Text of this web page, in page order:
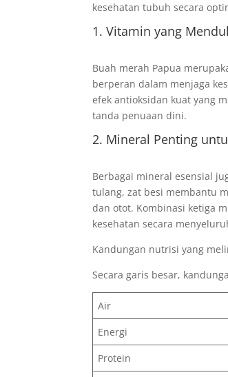
kesehatan tubuh secara
1. Vitamin yang
Buah merah Papua
berperan dalam menjaga
efek antioksidan kuat yang
tanda penuaan dini.
2. Mineral Penting
Berbagai mineral esensial
tulang, zat besi membantu
dan otot. Kombinasi ketiga
kesehatan secara
Kandungan nutrisi yang
Secara garis besar,
Air
Energi
Protein